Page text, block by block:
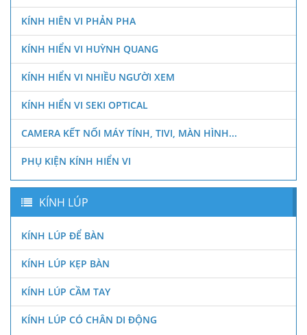
KÍNH HIÊN VI PHẢN PHA
KÍNH HIỂN VI HUỲNH QUANG
KÍNH HIỂN VI NHIỀU NGƯỜI XEM
KÍNH HIỂN VI SEKI OPTICAL
CAMERA KẾT NỐI MÁY TÍNH, TIVI, MÀN HÌNH...
PHỤ KIỆN KÍNH HIỂN VI
KÍNH LÚP
KÍNH LÚP ĐỂ BÀN
KÍNH LÚP KẸP BÀN
KÍNH LÚP CẦM TAY
KÍNH LÚP CÓ CHÂN DI ĐỘNG